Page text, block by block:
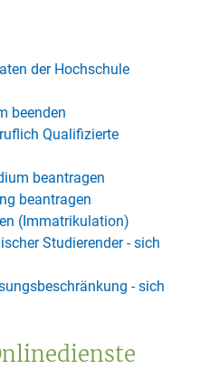
der Hochschule
beenden
Qualifizierte
beantragen
beantragen
(Immatrikulation)
Studierender - sich
- sich